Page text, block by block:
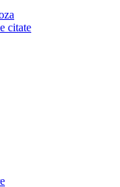
citate